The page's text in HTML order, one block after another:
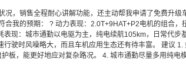
，销售全程耐心讲解功能，还主动帮我申请了免费升
我的预期： ? 动力表现：2.0T+9HAT+P2电机的组合
现：城市通勤以电驱为主，纯电续航105km，日常代
驶时风噪略大，而且车机应用生态还有待丰富。 建议
，能更好地应对复杂路况。 4. 城市通勤尽量多用纯电